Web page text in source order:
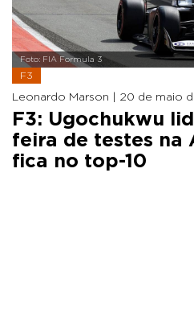
Foto: FIA Formula 3
F3
Leonardo Marson | 20 de maio
F3: Ugochukwu
feira de testes na
fica no top-10